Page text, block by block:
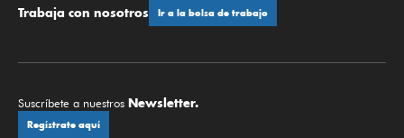
Trabaja con nosotros Ir a la bolsa de trabajo
Suscríbete a nuestros Newsletter.
Regístrate aquí